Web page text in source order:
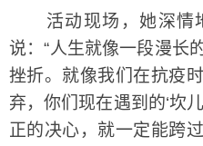
活动现场，她深情
说：“人生就像一段漫长
挫折。就像我们在抗疫
弃，你们现在遇到的‘坎
正的决心，就一定能跨